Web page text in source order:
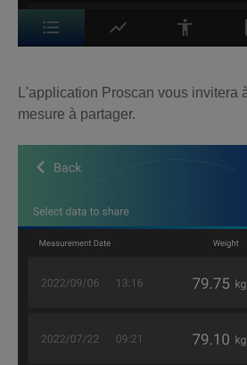
L'application Proscan vous invitera
mesure à partager.